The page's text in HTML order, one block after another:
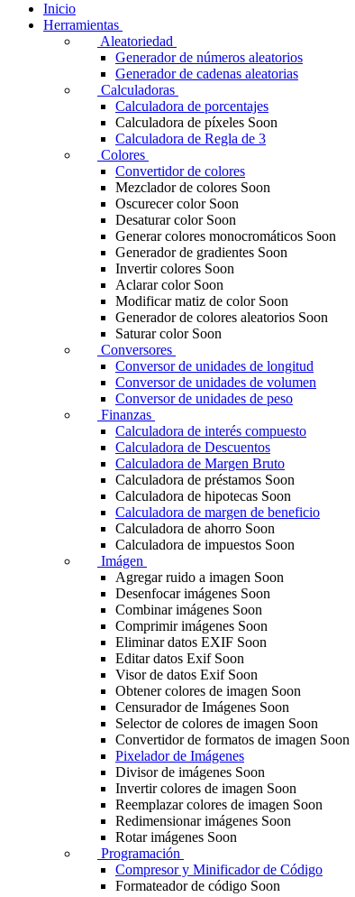
Inicio
Herramientas
Aleatoriedad
Generador de números aleatorios
Generador de cadenas aleatorias
Calculadoras
Calculadora de porcentajes
Calculadora de píxeles Soon
Calculadora de Regla de 3
Colores
Convertidor de colores
Mezclador de colores Soon
Oscurecer color Soon
Desaturar color Soon
Generar colores monocromáticos Soon
Generador de gradientes Soon
Invertir colores Soon
Aclarar color Soon
Modificar matiz de color Soon
Generador de colores aleatorios Soon
Saturar color Soon
Conversores
Conversor de unidades de longitud
Conversor de unidades de volumen
Conversor de unidades de peso
Finanzas
Calculadora de interés compuesto
Calculadora de Descuentos
Calculadora de Margen Bruto
Calculadora de préstamos Soon
Calculadora de hipotecas Soon
Calculadora de margen de beneficio
Calculadora de ahorro Soon
Calculadora de impuestos Soon
Imágen
Agregar ruido a imagen Soon
Desenfocar imágenes Soon
Combinar imágenes Soon
Comprimir imágenes Soon
Eliminar datos EXIF Soon
Editar datos Exif Soon
Visor de datos Exif Soon
Obtener colores de imagen Soon
Censurador de Imágenes Soon
Selector de colores de imagen Soon
Convertidor de formatos de imagen Soon
Pixelador de Imágenes
Divisor de imágenes Soon
Invertir colores de imagen Soon
Reemplazar colores de imagen Soon
Redimensionar imágenes Soon
Rotar imágenes Soon
Programación
Compresor y Minificador de Código
Formateador de código Soon